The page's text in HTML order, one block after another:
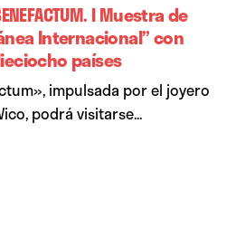
I Muestra de
Internacional” con
países
impulsada por el joyero
podrá visitarse...